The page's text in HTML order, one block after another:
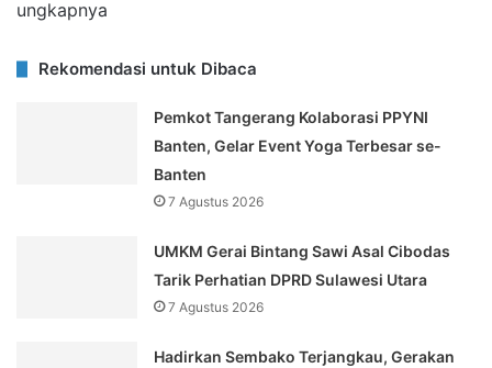
ungkapnya
Rekomendasi untuk Dibaca
Pemkot Tangerang Kolaborasi PPYNI
Banten, Gelar Event Yoga Terbesar se-
Banten
7 Agustus 2026
UMKM Gerai Bintang Sawi Asal Cibodas
Tarik Perhatian DPRD Sulawesi Utara
7 Agustus 2026
Hadirkan Sembako Terjangkau, Gerakan